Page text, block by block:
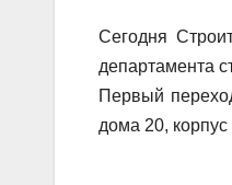
Сегодня
департамента
Первый
дома 20,